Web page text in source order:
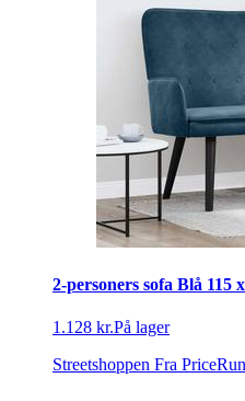
2-personers sofa Blå 115
1.128 kr.På lager
Streetshoppen Fra